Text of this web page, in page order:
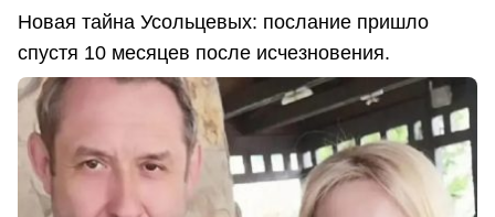
Новая тайна Усольцевых: послание пришло
спустя 10 месяцев после исчезновения.